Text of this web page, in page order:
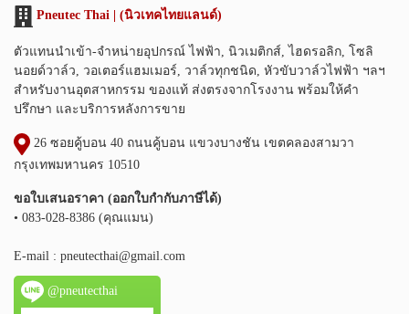
Pneutec Thai | (นิวเทคไทยแลนด์)
ตัวแทนนำเข้า-จำหน่ายอุปกรณ์ ไฟฟ้า, นิวเมติกส์, ไฮดรอลิก, โซลิ
นอยด์วาล์ว, วอเตอร์แฮมเมอร์, วาล์วทุกชนิด, หัวขับวาล์วไฟฟ้า ฯลฯ
สำหรับงานอุตสาหกรรม ของแท้ ส่งตรงจากโรงงาน พร้อมให้คำ
ปรึกษา และบริการหลังการขาย
26 ซอยคู้บอน 40 ถนนคู้บอน แขวงบางชัน เขตคลองสามวา
กรุงเทพมหานคร 10510
ขอใบเสนอราคา (ออกใบกำกับภาษีได้)
• 083-028-8386 (คุณแมน)
E-mail : pneutecthai@gmail.com
@pneutecthai